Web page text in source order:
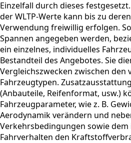
Einzelfall durch dieses
der WLTP-Werte kann bis zu
Verwendung freiwillig erfolgen.
Spannen angegeben werden,
ein einzelnes, individuelles
Bestandteil des Angebotes. Sie
Vergleichszwecken zwischen den
Fahrzeugtypen.
(Anbauteile, Reifenformat, usw.)
Fahrzeugparameter, wie z. B.
Aerodynamik verändern und
Verkehrsbedingungen sowie
Fahrverhalten den